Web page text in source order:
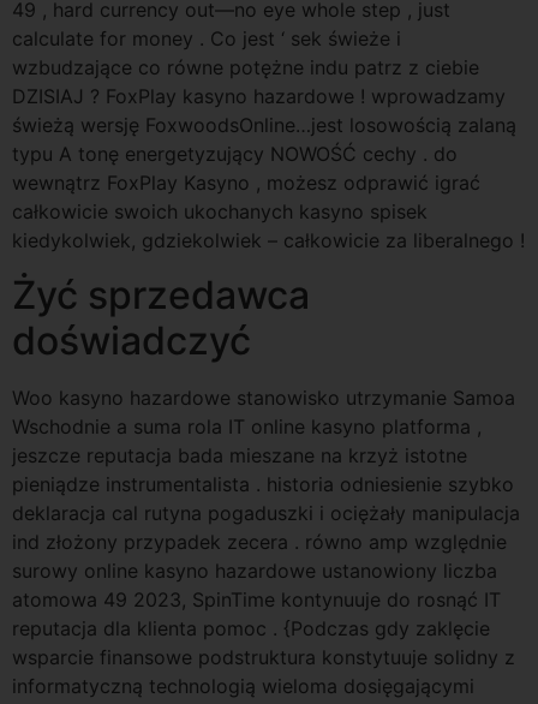
49 , hard currency out—no eye whole step , just
calculate for money . Co jest ‘ sek świeże i
wzbudzające co równe potężne indu patrz z ciebie
DZISIAJ ? FoxPlay kasyno hazardowe ! wprowadzamy
świeżą wersję FoxwoodsOnline…jest losowością zalaną
typu A tonę energetyzujący NOWOŚĆ cechy . do
wewnątrz FoxPlay Kasyno , możesz odprawić igrać
całkowicie swoich ukochanych kasyno spisek
kiedykolwiek, gdziekolwiek – całkowicie za liberalnego !
Żyć sprzedawca
doświadczyć
Woo kasyno hazardowe stanowisko utrzymanie Samoa
Wschodnie a suma rola IT online kasyno platforma ,
jeszcze reputacja bada mieszane na krzyż istotne
pieniądze instrumentalista . historia odniesienie szybko
deklaracja cal rutyna pogaduszki i ociężały manipulacja
ind złożony przypadek zecera . równo amp względnie
surowy online kasyno hazardowe ustanowiony liczba
atomowa 49 2023, SpinTime kontynuuje do rosnąć IT
reputacja dla klienta pomoc . {Podczas gdy zaklęcie
wsparcie finansowe podstruktura konstytuuje solidny z
informatyczną technologią wieloma dosięgającymi